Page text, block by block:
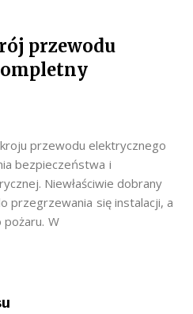
przewodu
przewodu elektrycznego
bezpieczeństwa i
Niewłaściwie dobrany
przegrzewania się instalacji, a
W